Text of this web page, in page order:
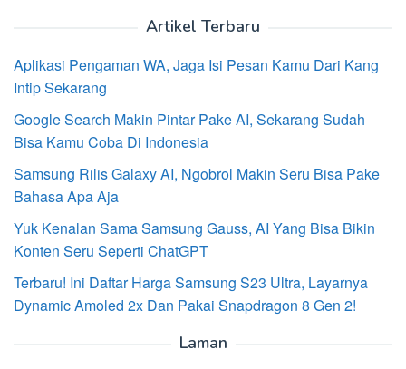
Artikel Terbaru
Aplikasi Pengaman WA, Jaga Isi Pesan Kamu Dari Kang
Intip Sekarang
Google Search Makin Pintar Pake AI, Sekarang Sudah
Bisa Kamu Coba Di Indonesia
Samsung Rilis Galaxy AI, Ngobrol Makin Seru Bisa Pake
Bahasa Apa Aja
Yuk Kenalan Sama Samsung Gauss, AI Yang Bisa Bikin
Konten Seru Seperti ChatGPT
Terbaru! Ini Daftar Harga Samsung S23 Ultra, Layarnya
Dynamic Amoled 2x Dan Pakai Snapdragon 8 Gen 2!
Laman